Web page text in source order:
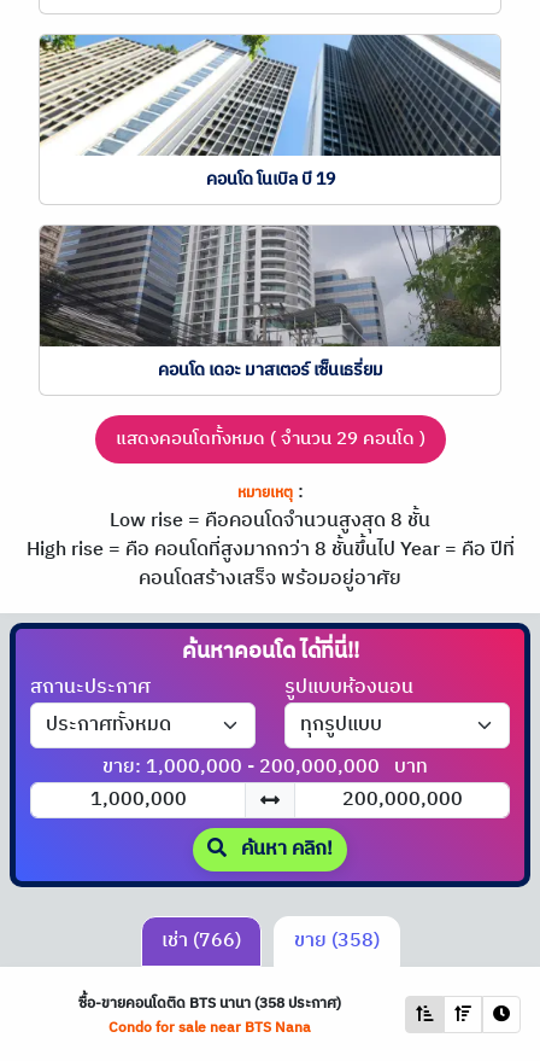
คอนโด โนเบิล บี 19
คอนโด เดอะ มาสเตอร์ เซ็นเธรี่ยม
แสดงคอนโดทั้งหมด ( จำนวน 29 คอนโด )
หมายเหตุ:
Low rise = คือคอนโดจำนวนสูงสุด 8 ชั้น
High rise = คือ คอนโดที่สูงมากกว่า 8 ชั้นขึ้นไปYear = คือ ปีที่
คอนโดสร้างเสร็จ พร้อมอยู่อาศัย
ค้นหาคอนโดได้ที่นี่!!
สถานะประกาศ รูปแบบห้องนอน
ขาย: 1,000,000 - 200,000,000 บาท
ค้นหา คลิก!
เช่า (766) ขาย (358)
ซื้อ-ขายคอนโดติด BTSนานา (358 ประกาศ)
Condo for sale near BTSNana